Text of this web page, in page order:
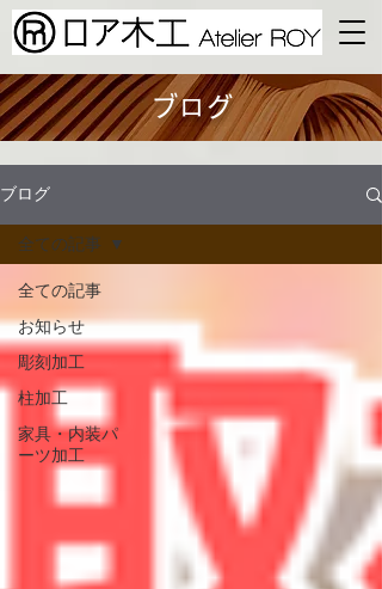
ブログ
ブログ
全ての記事
お知らせ
彫刻加工
柱加工
家具・内装​パ
ーツ加工
全ての記事